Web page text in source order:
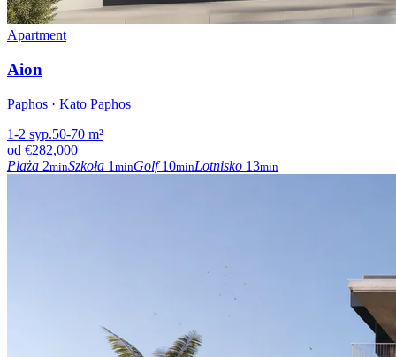
Apartment
Aion
Paphos · Kato Paphos
1-2 syp.50-70 m²
od €282,000
Plaża 2minSzkoła 1 minGolf 10minLotnisko 13min